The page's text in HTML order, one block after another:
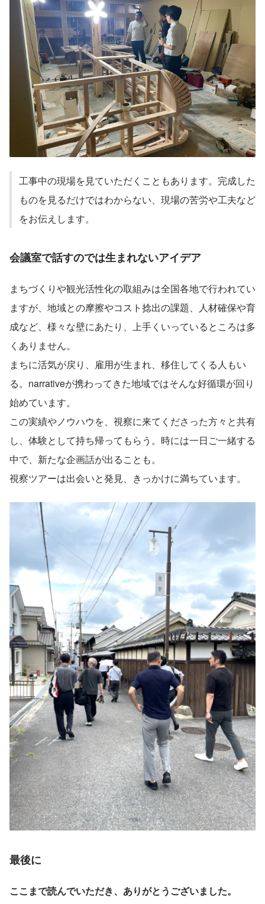
工事中の現場を見ていただくこともあります。完成した
ものを見るだけではわからない、現場の苦労や工夫など
をお伝えします。
会議室で話すのでは生まれないアイデア
まちづくりや観光活性化の取組みは全国各地で行われてい
ますが、地域との摩擦やコスト捻出の課題、人材確保や育
成など、様々な壁にあたり、上手くいっているところは多
くありません。
まちに活気が戻り、雇用が生まれ、移住してくる人もい
る。narrativeが携わってきた地域ではそんな好循環が回り
始めています。
この実績やノウハウを、視察に来てくださった方々と共有
し、体験として持ち帰ってもらう。時には一日ご一緒する
中で、新たな企画話が出ることも。
視察ツアーは出会いと発見、きっかけに満ちています。
最後に
ここまで読んでいただき、ありがとうございました。